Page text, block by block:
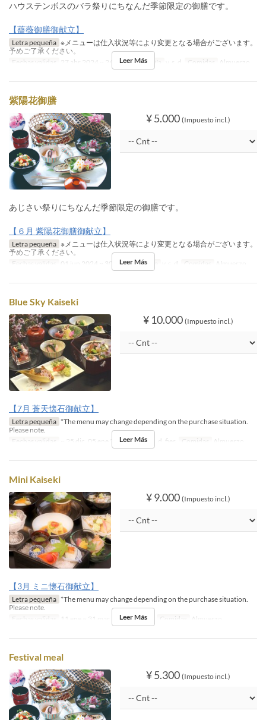
ハウステンボスのバラ祭りにちなんだ季節限定の御膳です。
【薔薇御膳御献立】
Letra pequeña ※メニューは仕入状況等により変更となる場合がございます。
予めご了承ください。
Fechas validas
27 abr 2024 ~ 26 may 2024 Día v, s, d Comidas Almuerzo
Leer Más
紫陽花御膳
¥ 5.000 (Impuesto incl.)
あじさい祭りにちなんだ季節限定の御膳です。
【６月 紫陽花御膳御献立】
Letra pequeña ※メニューは仕入状況等により変更となる場合がございます。
予めご了承ください。
Fechas validas
01 jun 2024 ~ 30 jun 2024 v, s, d Comidas Almuerzo
Leer Más
Blue Sky Kaiseki
¥ 10.000 (Impuesto incl.)
【7月 蒼天懐石御献立】
Letra pequeña *The menu may change depending on the purchase situation.
Please note.
Fechas validas
~ 25 dic, 05 ene 2027 ~ Día s, d, fies Comidas Almuerzo
Leer Más
Mini Kaiseki
¥ 9.000 (Impuesto incl.)
【3月 ミニ懐石御献立】
Letra pequeña *The menu may change depending on the purchase situation.
Please note.
Fechas validas
11 ene ~ 31 mar Día s, d, fies Comidas Almuerzo
Leer Más
Festival meal
¥ 5.300 (Impuesto incl.)